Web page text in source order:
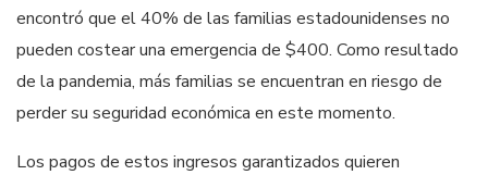
encontró que el 40% de las familias estadounidenses no
pueden costear una emergencia de $400. Como resultado
de la pandemia, más familias se encuentran en riesgo de
perder su seguridad económica en este momento.
Los pagos de estos ingresos garantizados quieren